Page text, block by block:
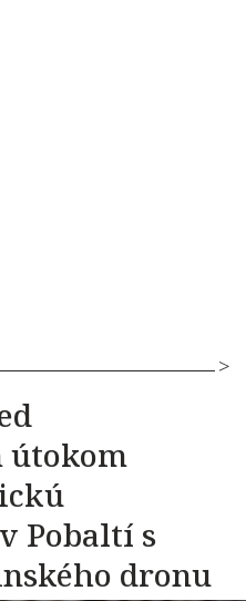
útokom
Pobaltí s
dronu